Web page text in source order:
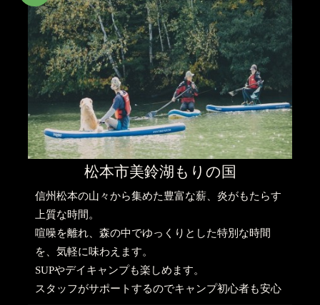
松本市美鈴湖もりの国
信州松本の山々から集めた豊富な薪、炎がもたらす
上質な時間。
喧噪を離れ、森の中でゆっくりとした特別な時間
を、気軽に味わえます。
SUPやデイキャンプも楽しめます。
スタッフがサポートするのでキャンプ初心者も安心